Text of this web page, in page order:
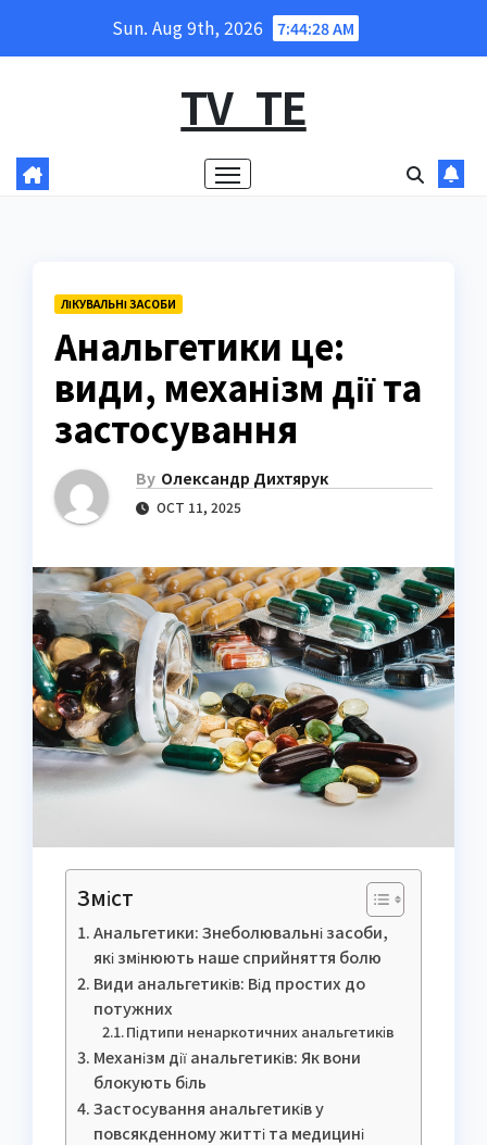
Sun. Aug 9th, 2026 7:44:29 AM
TV_TE
ЛІКУВАЛЬНІ ЗАСОБИ
Анальгетики це:
види, механізм дії та
застосування
By Олександр Дихтярук
OCT 11, 2025
Зміст
Анальгетики: Знеболювальні засоби,
які змінюють наше сприйняття болю
Види анальгетиків: Від простих до
потужних
Підтипи ненаркотичних анальгетиків
Механізм дії анальгетиків: Як вони
блокують біль
Застосування анальгетиків у
повсякденному житті та медицині